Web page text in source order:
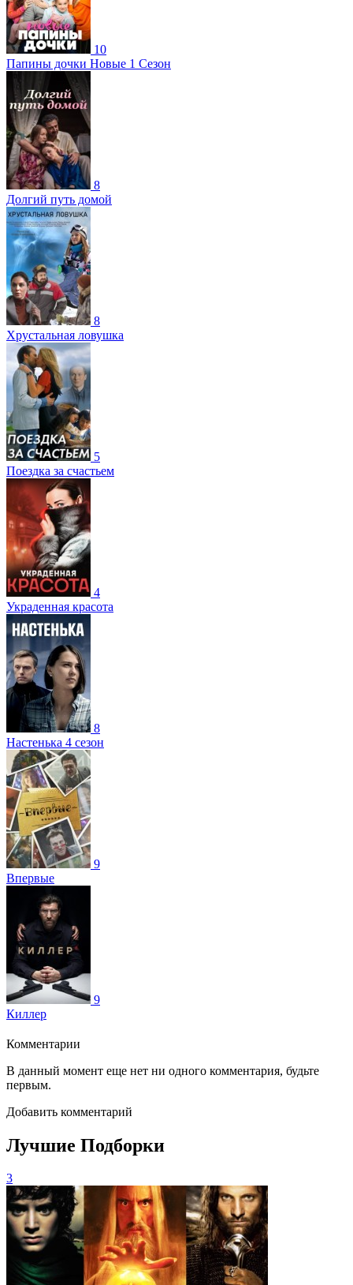
10
Папины дочки Новые 1 Сезон
8
Долгий путь домой
8
Хрустальная ловушка
5
Поездка за счастьем
4
Украденная красота
8
Настенька 4 сезон
9
Впервые
9
Киллер
Комментарии
В данный момент еще нет ни одного комментария, будьте
первым.
Добавить комментарий
Лучшие Подборки
3